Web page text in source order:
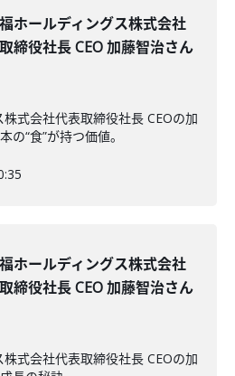
ホールディングス株式会社
締役社長 CEO 加藤智治さん
式会社代表取締役社長 CEOの加
“食”が持つ価値。
ホールディングス株式会社
締役社長 CEO 加藤智治さん
式会社代表取締役社長 CEOの加